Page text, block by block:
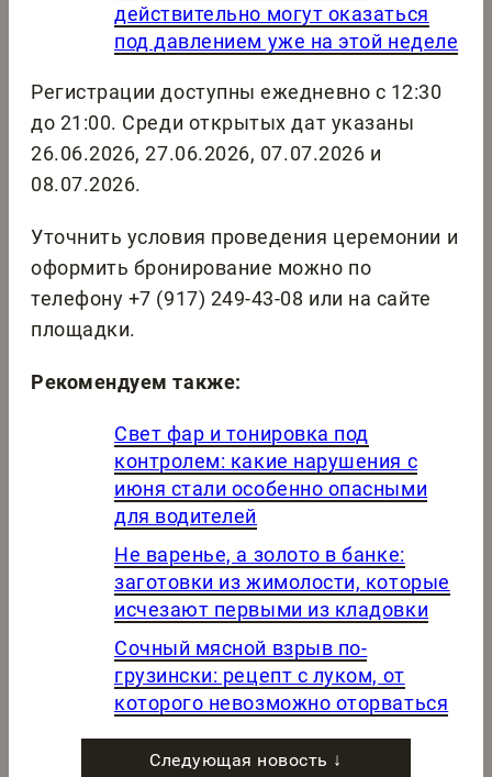
действительно могут оказаться
под давлением уже на этой неделе
Регистрации доступны ежедневно с 12:30
до 21:00. Среди открытых дат указаны
26.06.2026, 27.06.2026, 07.07.2026 и
08.07.2026.
Уточнить условия проведения церемонии и
оформить бронирование можно по
телефону +7 (917) 249-43-08 или на сайте
площадки.
Рекомендуем также:
Свет фар и тонировка под
контролем: какие нарушения с
июня стали особенно опасными
для водителей
Не варенье, а золото в банке:
заготовки из жимолости, которые
исчезают первыми из кладовки
Сочный мясной взрыв по-
грузински: рецепт с луком, от
которого невозможно оторваться
Следующая новость ↓